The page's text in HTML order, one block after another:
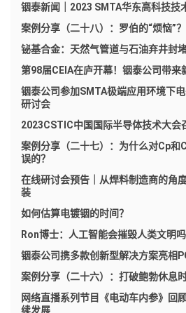
铟泰新闻｜2023 SMTA华东高科技技
案例分享（二十八）：罗伯的“烦恼”？
铋基合金：天然气管道与石油弃井封
第98届CEIA在庐开幕！铟泰公司带来
铟泰公司参加SMTA极端应用环境下
研讨会
2023CSTIC中国国际半导体技术大会
案例分享（二十七）：为什么对Cp和
误的？
在线研讨会预告｜从焊料制造商的角
装
如何估算电镀铟的时间？
Ron博士：人工智能会摧毁人类文明吗
铟泰公司携多款创新型解决方案亮相
案例分享（二十六）：打破鲍勃休息
网络直播系列节目《电动车内参》回
续发展